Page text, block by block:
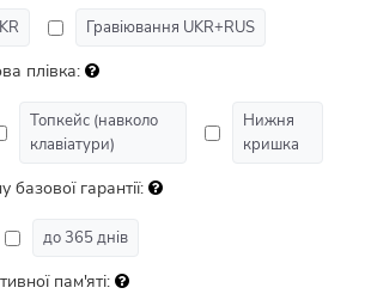
Гравіювання UKR+RUS
плівка:
Топкейс (навколо
клавіатури)
Нижня
кришка
гарантії:
до 365 днів
пам'яті: